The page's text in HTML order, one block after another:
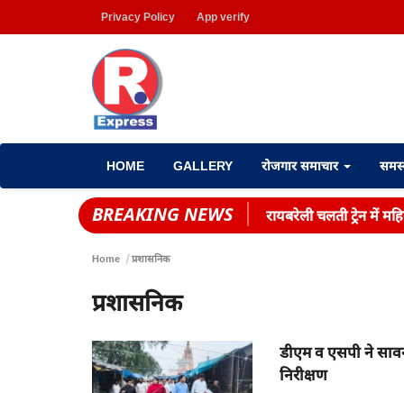
Privacy Policy App verify
HOME GALLERY रोजगार समाचार
BREAKING NEWS रायबरेली चलती ट्रेन में
Home प्रशासनिक
प्रशासनिक
डीएम व एसपी ने
निरीक्षण